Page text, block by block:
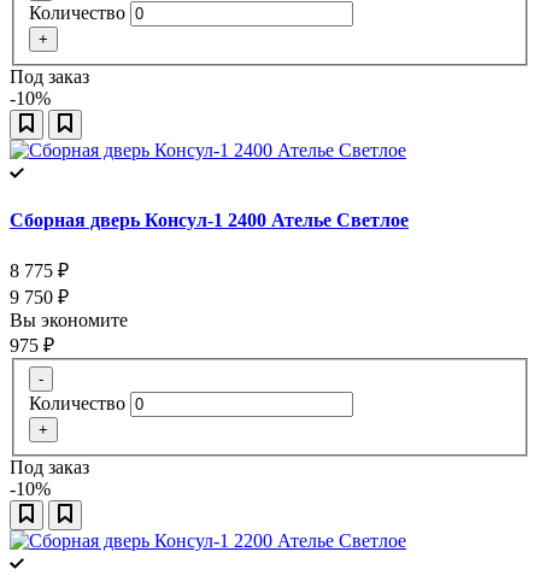
Количество
+
Под заказ
-10%
Сборная дверь Консул-1 2400 Ателье Светлое
8 775 ₽
9 750 ₽
Вы экономите
975 ₽
-
Количество
+
Под заказ
-10%